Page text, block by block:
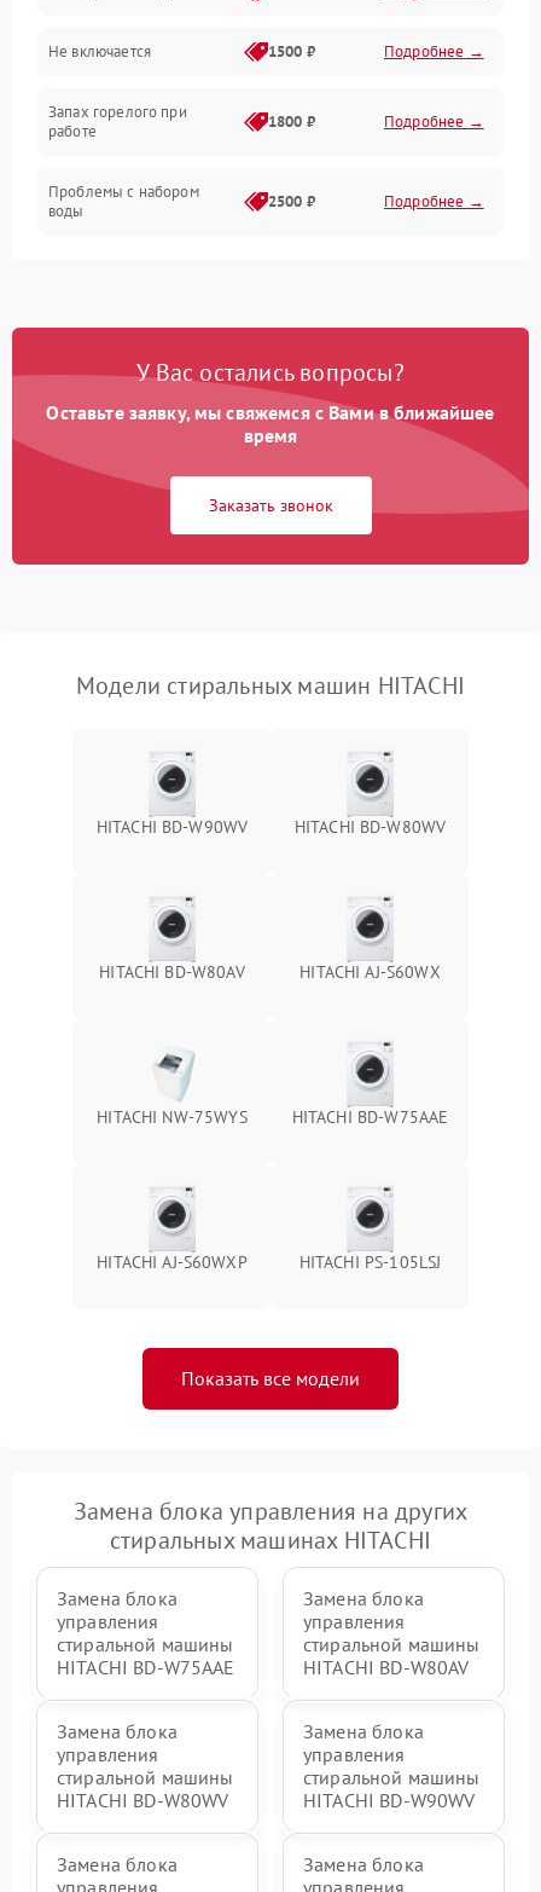
Не включается 1500 ₽ Подробнее →
Запах горелого при
работе
1800 ₽ Подробнее →
Проблемы с набором
воды
2500 ₽ Подробнее →
Замена платы управления 2200 ₽ Подробнее →
У Вас остались вопросы?
Оставьте заявку, мы свяжемся с Вами в ближайшее
время
Заказать звонок
Модели стиральных машин HITACHI
HITACHI BD-W90WV HITACHI BD-W80WV
HITACHI BD-W80AV HITACHI AJ-S60WX
HITACHI NW-75WYS HITACHI BD-W75AAE
HITACHI AJ-S60WXP HITACHI PS-105LSJ
Показать все модели
Замена блока управления на других
стиральных машинах HITACHI
Замена блока
управления
стиральной машины
HITACHI BD-W75AAE
Замена блока
управления
стиральной машины
HITACHI BD-W80AV
Замена блока
управления
стиральной машины
HITACHI BD-W80WV
Замена блока
управления
стиральной машины
HITACHI BD-W90WV
Замена блока
Замена блока